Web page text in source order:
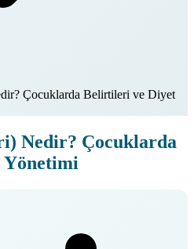
Çocuklarda Belirtileri ve Diyet
Nedir? Çocuklarda